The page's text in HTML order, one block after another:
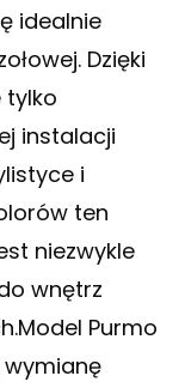
idealnie
Dzięki
tylko
instalacji
i
ten
niezwykle
wnętrz
Purmo
wymianę